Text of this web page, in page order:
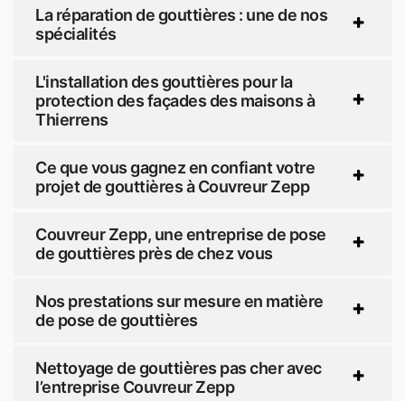
La réparation de gouttières : une de nos
spécialités
L'installation des gouttières pour la
protection des façades des maisons à
Thierrens
Ce que vous gagnez en confiant votre
projet de gouttières à Couvreur Zepp
Couvreur Zepp, une entreprise de pose
de gouttières près de chez vous
Nos prestations sur mesure en matière
de pose de gouttières
Nettoyage de gouttières pas cher avec
l’entreprise Couvreur Zepp